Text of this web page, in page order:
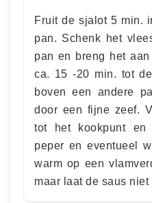
Fruit de sjalot 5 min.
pan. Schenk het
pan en breng het
ca. 15 -20 min. tot
boven een andere
door een fijne zeef.
tot het kookpunt en
peper en eventueel
warm op een
maar laat de saus niet